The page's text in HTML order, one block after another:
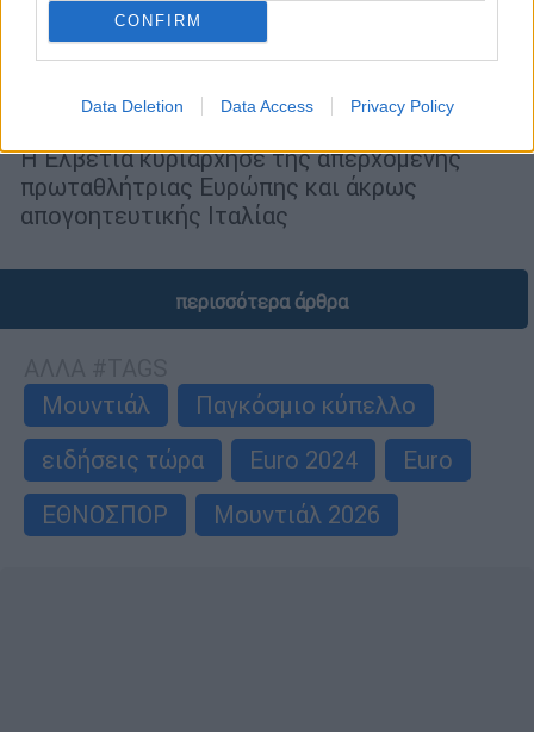
CONFIRM
Data Deletion Data Access Privacy Policy
Αθλητισμός|29.06.2024 20:56
Euro 2024: Η απίθανη Ελβετία
αμαχητί το στέμμα της!
Η Ελβετία κυριάρχησε της απερχόμενης
πρωταθλήτριας Ευρώπης και άκρως
απογοητευτικής Ιταλίας
περισσότερα άρθρα
Μουντιάλ
Παγκόσμιο κύπελλο
ειδήσεις τώρα
Euro 2024
Euro
ΕΘΝΟΣΠΟΡ
Μουντιάλ 2026